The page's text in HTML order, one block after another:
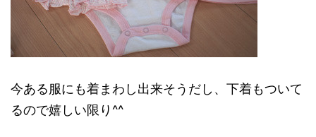
今ある服にも着まわし出来そうだし、下着もついて
るので嬉しい限り^^